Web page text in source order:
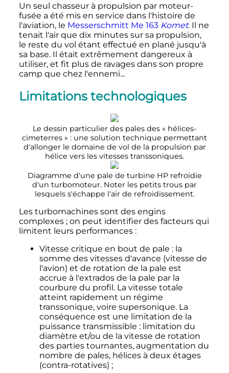
Un seul chasseur à propulsion par moteur-
fusée a été mis en service dans l'histoire de
l'aviation, le Messerschmitt Me 163 Komet. Il ne
tenait l'air que dix minutes sur sa propulsion,
le reste du vol étant effectué en plané jusqu'à
sa base. Il était extrêmement dangereux à
utiliser, et fit plus de ravages dans son propre
camp que chez l'ennemi...
Limitations technologiques
Le dessin particulier des pales des « hélices-
cimeterres » : une solution technique permettant
d'allonger le domaine de vol de la propulsion par
hélice vers les vitesses transsoniques.
Diagramme d'une pale de turbine HP refroidie
d'un turbomoteur. Noter les petits trous par
lesquels s'échappe l'air de refroidissement.
Les turbomachines sont des engins
complexes ; on peut identifier des facteurs qui
limitent leurs performances :
Vitesse critique en bout de pale : la
somme des vitesses d'avance (vitesse de
l'avion) et de rotation de la pale est
accrue à l'extrados de la pale par la
courbure du profil. La vitesse totale
atteint rapidement un régime
transsonique, voire supersonique. La
conséquence est une limitation de la
puissance transmissible : limitation du
diamètre et/ou de la vitesse de rotation
des parties tournantes, augmentation du
nombre de pales, hélices à deux étages
(contra-rotatives) ;